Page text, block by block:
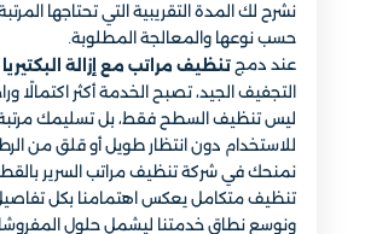
نشرح لك المدة التقريبية التي تحتاجها
حسب نوعها والمعالجة المطلوبة.
عند دمج تنظيف مراتب مع إزالة
التجفيف الجيد، تصبح الخدمة أكثر اكتمالًا
ليس تنظيف السطح فقط، بل تسليمك
للاستخدام دون انتظار طويل أو قلق من
نمنحك في شركة تنظيف مراتب السرير
تنظيف متكامل يعكس اهتمامنا بكل تفاصيل
ونوسع نطاق خدمتنا ليشمل حلول